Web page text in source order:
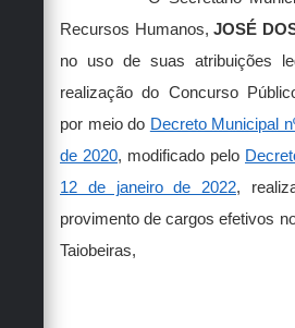
Recursos Humanos,JOSÉ
no uso de suas atribuições
realização do Concurso
por meio do Decreto Municipal
de 2020, modificado pelo
12 de janeiro de 2022,
provimento de cargos efetivos
Taiobeiras,